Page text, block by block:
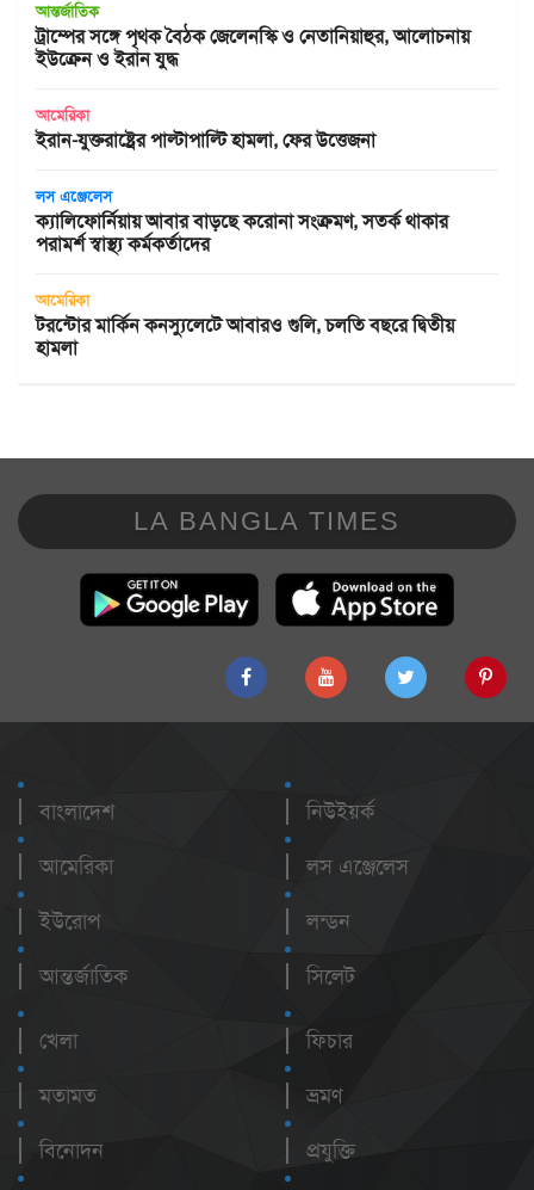
আন্তর্জাতিক
ট্রাম্পের সঙ্গে পৃথক বৈঠক জেলেনস্কি ও নেতানিয়াহুর, আলোচনায়
ইউক্রেন ও ইরান যুদ্ধ
আমেরিকা
ইরান-যুক্তরাষ্ট্রের পাল্টাপাল্টি হামলা, ফের উত্তেজনা
লস এঞ্জেলেস
ক্যালিফোর্নিয়ায় আবার বাড়ছে করোনা সংক্রমণ, সতর্ক থাকার
পরামর্শ স্বাস্থ্য কর্মকর্তাদের
আমেরিকা
টরন্টোর মার্কিন কনস্যুলেটে আবারও গুলি, চলতি বছরে দ্বিতীয়
হামলা
LA BANGLA TIMES
বাংলাদেশ
আমেরিকা
ইউরোপ
আন্তর্জাতিক
নিউইয়র্ক
লস এঞ্জেলেস
লন্ডন
সিলেট
খেলা
মতামত
বিনোদন
ফিচার
ভ্রমণ
প্রযুক্তি